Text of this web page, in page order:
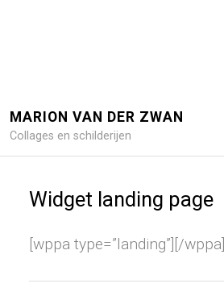
MARION VAN DER ZWAN
Collages en schilderijen
Widget landing page
[wppa type=”landing”][/wppa]